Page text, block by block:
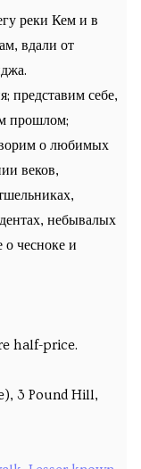
реки Кем и в
вдали от
представим себе,
прошлом;
о любимых
веков,
небывалых
о чесноке и
half-price.
3 Pound Hill,